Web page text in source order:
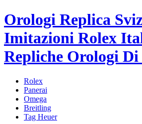
Orologi Replica
Imitazioni Rolex
Repliche Orologi Di
Rolex
Panerai
Omega
Breitling
Tag Heuer